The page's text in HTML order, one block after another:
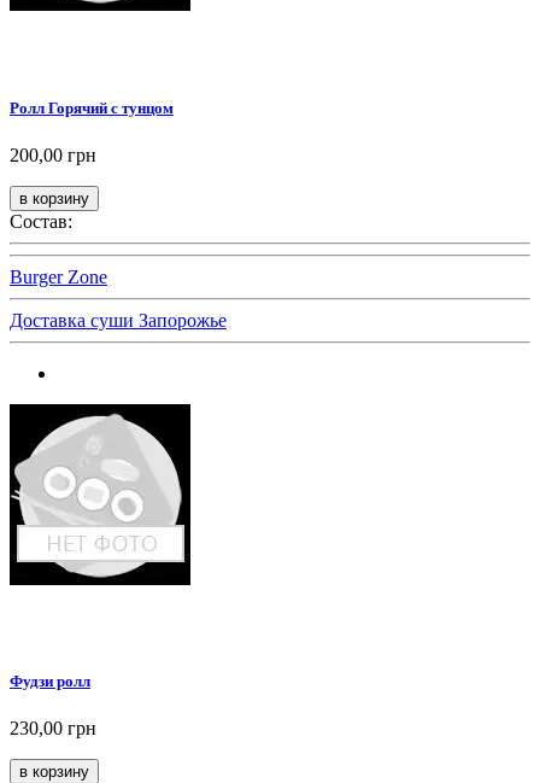
Ролл Горячий с тунцом
200,00 грн
Состав:
Burger Zone
Доставка суши Запорожье
Фудзи ролл
230,00 грн